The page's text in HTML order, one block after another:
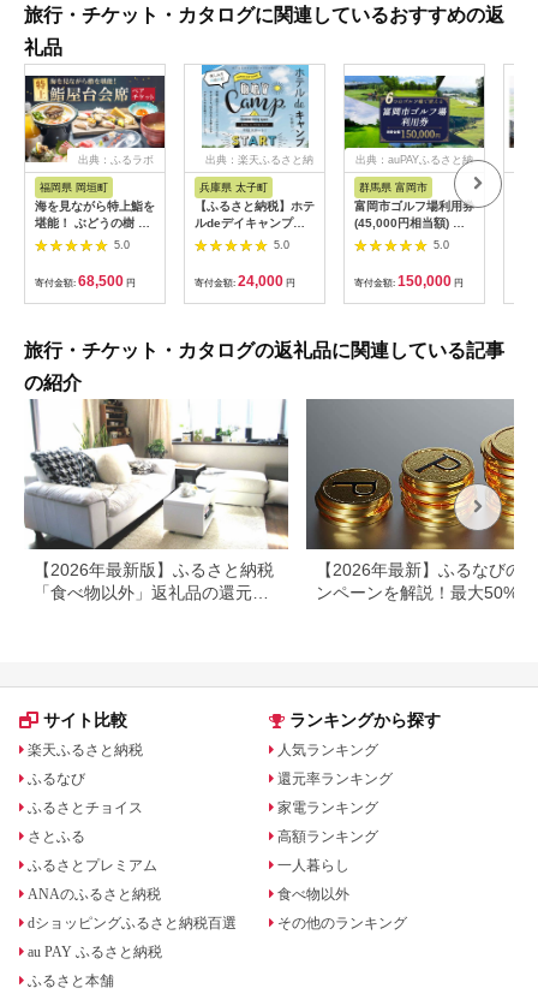
旅行・チケット・カタログに関連しているおすすめの返
礼品
出典：ふるラボ
福岡県 岡垣町
海を見ながら特上鮨を
堪能！ ぶどうの樹 鮨
屋台ペア お食事券 海
鮮 海 屋台 食事 ペア
福岡県 岡垣町
5.0
寄付金額: 68,500 円
出典：楽天ふるさと納
兵庫県 太子町
【ふるさと納税】ホテ
ルdeデイキャンプ体
験チケット
【1364991】
5.0
寄付金額: 24,000 円
出典：auPAYふるさと納
群馬県 富岡市
富岡市ゴルフ場利用券
(45,000円相当額) ゴ
ルフ チケット 平日 土
日 祝日 プレー券 関東
群馬県 首都圏 F20E-
382
5.0
寄付金額: 150,000 円
旅行・チケット・カタログの返礼品に関連している記事
の紹介
【2026年最新版】ふるさと納税
「食べ物以外」返礼品の還元率
【2026年最新】ふるなびの
ンペーンを解説！最大50%還
サイト比較
楽天ふるさと納税
ふるなび
ふるさとチョイス
さとふる
ふるさとプレミアム
ANAのふるさと納税
dショッピングふるさと納税百選
au PAY ふるさと納税
ふるさと本舗
ランキングから探す
人気ランキング
還元率ランキング
家電ランキング
高額ランキング
一人暮らし
食べ物以外
その他のランキング